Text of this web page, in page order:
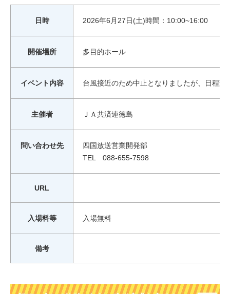
日時 2026年6月27日(土)時間：10:00~16:00
開催場所 多目的ホール
イベント内容 台風接近のため中止となりましたが、日程
主催者 ＪＡ共済連徳島
問い合わせ先
四国放送営業開発部
TEL 088-655-7598
URL
入場料等 入場無料
備考